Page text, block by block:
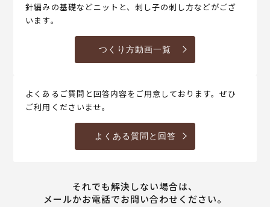
針編みの基礎などニットと、刺し子の刺し方などがござ
います。
つくり方動画一覧
よくあるご質問と回答内容をご用意しております。ぜひ
ご利用くださいませ。
よくある質問と回答
それでも解決しない場合は、
メールかお電話でお問い合わせください。